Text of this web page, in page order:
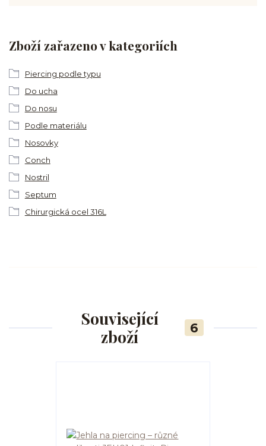
Zboží zařazeno v kategoriích
Piercing podle typu
Do ucha
Do nosu
Podle materiálu
Nosovky
Conch
Nostril
Septum
Chirurgická ocel 316L
Související
zboží
6